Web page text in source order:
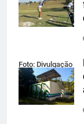
Foto: Divulgação